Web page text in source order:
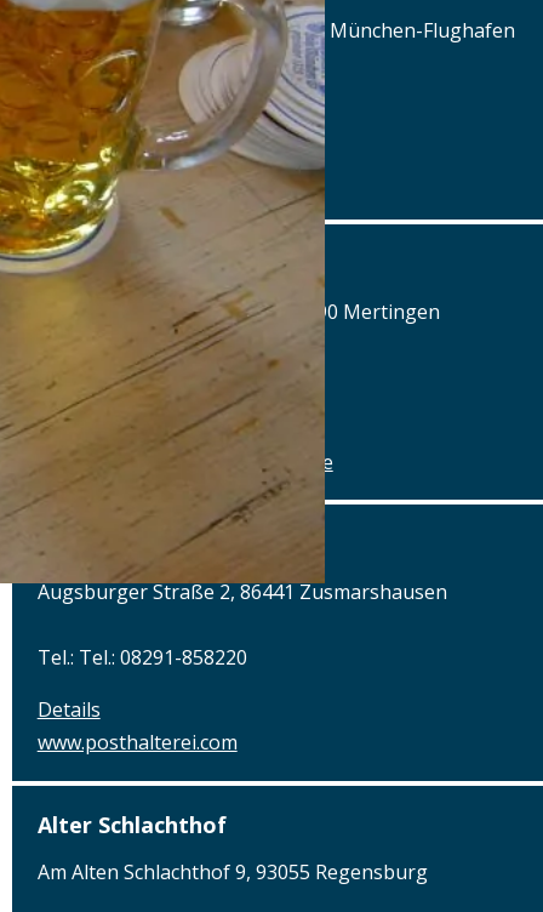
Terminalstraße Mitte 18, 85356 München-Flughafen
Tel.: Tel.: 089 - 97593111
Details
www.airbraeu.de
Alte Brauerei Mertingen
Hilaria-Lechner-Straße 21, 86690 Mertingen
Tel.: Tel.: 09078-912320
Details
www.alte-brauerei-mertingen.de
Alte Posthalterei
Augsburger Straße 2, 86441 Zusmarshausen
Tel.: Tel.: 08291-858220
Details
www.posthalterei.com
Alter Schlachthof
Am Alten Schlachthof 9, 93055 Regensburg